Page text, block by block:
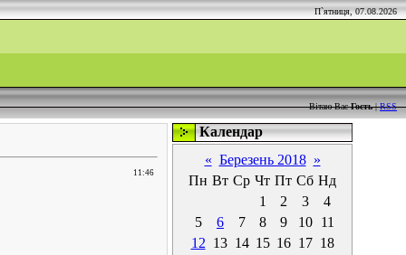
П`ятниця, 07.08.2026
Вітаю Вас Гость|RSS
11:46
Календар
« Березень 2018 »
Пн Вт Ср Чт Пт Сб Нд
1
2 3
4
5
6 7 8 9 10
11
12 13 14 15 16 17 18